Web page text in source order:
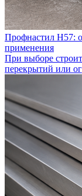
Профнастил Н57:
применения
При выборе
перекрытий или